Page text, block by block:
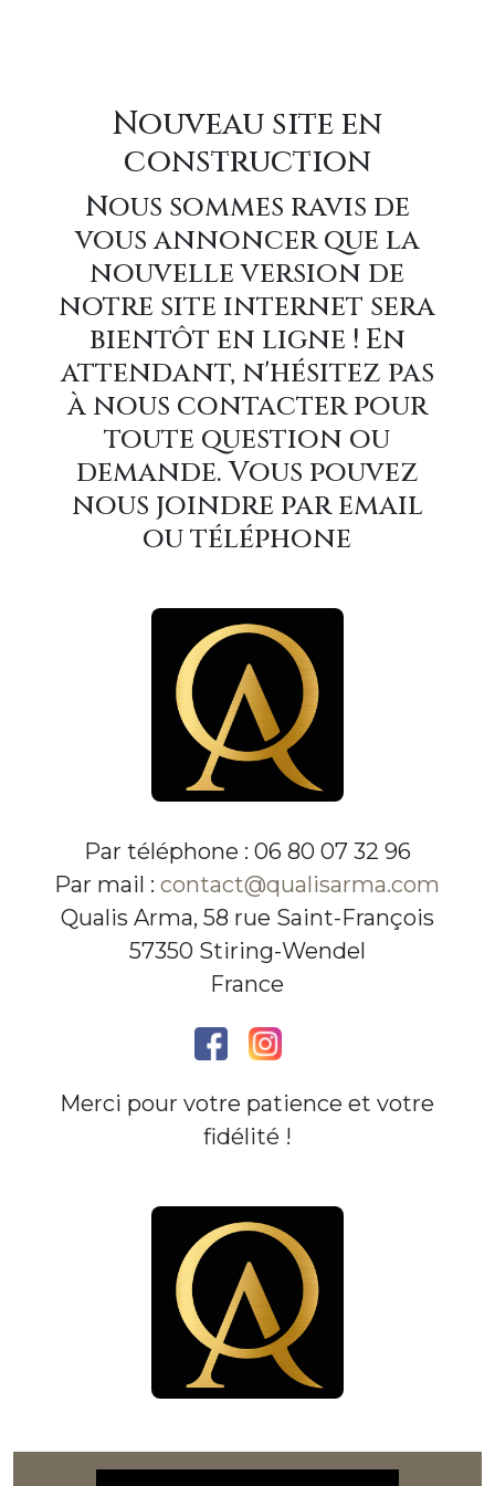
Nouveau site en
construction
Nous sommes ravis de
vous annoncer que la
nouvelle version de
notre site internet sera
bientôt en ligne ! En
attendant, n'hésitez pas
à nous contacter pour
toute question ou
demande. Vous pouvez
nous joindre par email
ou téléphone
Par téléphone : 06 80 07 32 96
Par mail :contact@qualisarma.com
Qualis Arma, 58 rue Saint-François
57350 Stiring-Wendel
France
Merci pour votre patience et votre
fidélité !